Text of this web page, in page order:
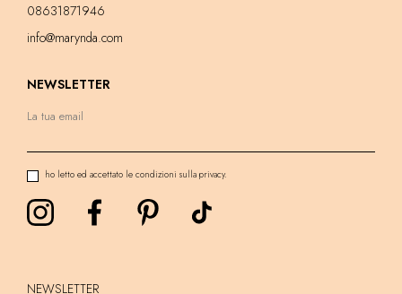
08631871946
info@marynda.com
NEWSLETTER
ho letto ed accettato le condizioni sulla privacy.
NEWSLETTER